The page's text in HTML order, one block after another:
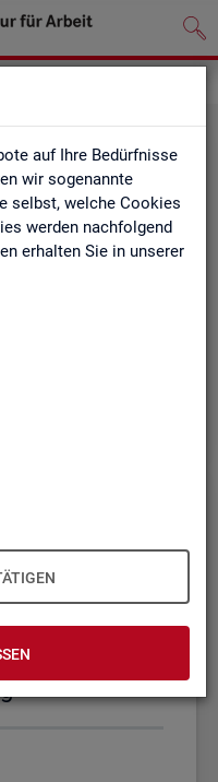
auf Ihre Bedürfnisse
wir sogenannte
selbst, welche Cookies
werden nachfolgend
erhalten Sie in unserer